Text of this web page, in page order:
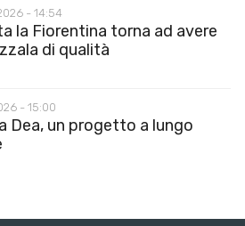
- 14:54
la Fiorentina torna ad avere
di qualità
- 15:00
Dea, un progetto a lungo